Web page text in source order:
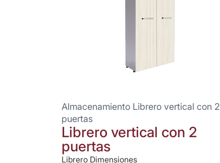
Almacenamiento Librero vertical con 2
puertas
Librero vertical con 2
puertas
Librero Dimensiones